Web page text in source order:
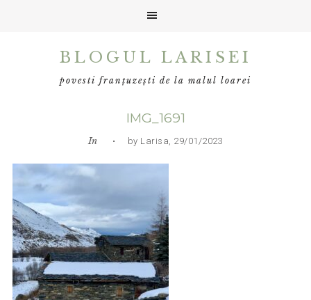
BLOGUL LARISEI
povesti franțuzești de la malul loarei
IMG_1691
In • by Larisa, 29/01/2023